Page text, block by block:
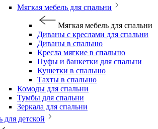
Мягкая мебель для спальни
Мягкая мебель для спальни
Диваны с креслами для спальни
Диваны в спальню
Кресла мягкие в спальню
Пуфы и банкетки для спальни
Кушетки в спальню
Тахты в спальню
Комоды для спальни
Тумбы для спальни
Зеркала для спальни
для детской